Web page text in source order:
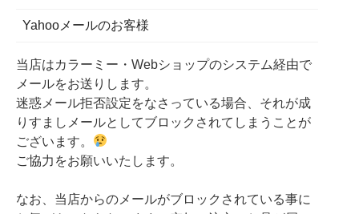
Yahooメールのお客様
当店はカラーミー・Webショップのシステム経由で
メールをお送りします。
迷惑メール拒否設定をなさっている場合、それが成
りすましメールとしてブロックされてしまうことが
ございます。
ご協力をお願いいたします。
なお、当店からのメールがブロックされている事に